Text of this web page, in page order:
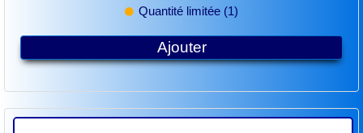
Quantité limitée (1)
Ajouter